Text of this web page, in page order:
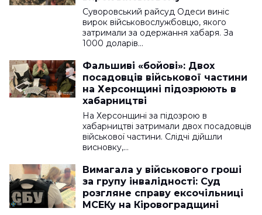
Суворовський райсуд Одеси виніс
вирок військовослужбовцю, якого
затримали за одержання хабаря. За
1000 доларів…
Фальшиві «бойові»: Двох
посадовців військової частини
на Херсонщині підозрюють в
хабарництві
На Херсонщині за підозрою в
хабарництві затримали двох посадовців
військової частини. Слідчі дійшли
висновку,…
Вимагала у військового гроші
за групу інвалідності: Суд
розгляне справу ексочільниці
МСЕКу на Кіровоградщині